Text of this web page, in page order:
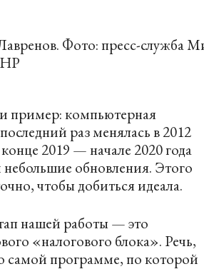
Фото: пресс-служба
пример: компьютерная
раз менялась в 2012
2019 — начале 2020 года
обновления. Этого
чтобы добиться идеала.
нашей работы — это
«налогового блока». Речь,
самой программе, по которой